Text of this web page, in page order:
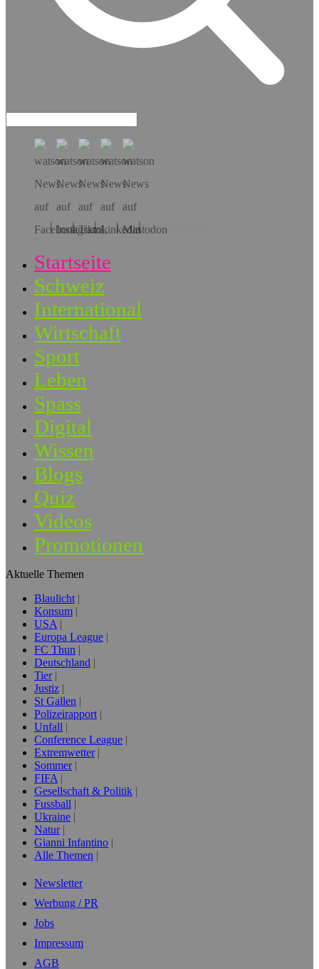
Hol dir die App!
Startseite
Schweiz
International
Wirtschaft
Sport
Leben
Spass
Digital
Wissen
Blogs
Quiz
Videos
Promotionen
Aktuelle Themen
Blaulicht
Konsum
USA
Europa League
FC Thun
Deutschland
Tier
Justiz
St Gallen
Polizeirapport
Unfall
Conference League
Extremwetter
Sommer
FIFA
Gesellschaft & Politik
Fussball
Ukraine
Natur
Gianni Infantino
Alle Themen
Newsletter
Werbung / PR
Jobs
Impressum
AGB